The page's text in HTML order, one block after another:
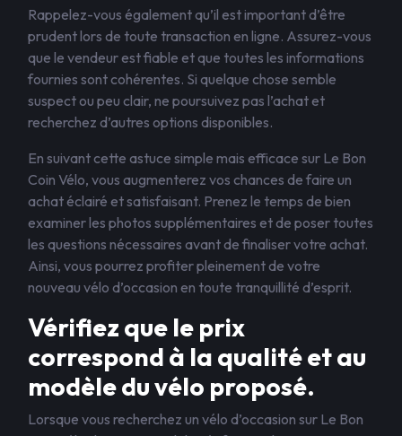
Rappelez-vous également qu’il est important d’être
prudent lors de toute transaction en ligne. Assurez-vous
que le vendeur est fiable et que toutes les informations
fournies sont cohérentes. Si quelque chose semble
suspect ou peu clair, ne poursuivez pas l’achat et
recherchez d’autres options disponibles.
En suivant cette astuce simple mais efficace sur Le Bon
Coin Vélo, vous augmenterez vos chances de faire un
achat éclairé et satisfaisant. Prenez le temps de bien
examiner les photos supplémentaires et de poser toutes
les questions nécessaires avant de finaliser votre achat.
Ainsi, vous pourrez profiter pleinement de votre
nouveau vélo d’occasion en toute tranquillité d’esprit.
Vérifiez que le prix
correspond à la qualité et au
modèle du vélo proposé.
Lorsque vous recherchez un vélo d’occasion sur Le Bon